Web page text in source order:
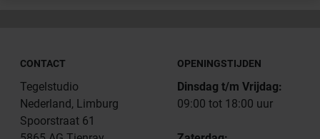
CONTACT
Tegelstudio
Nederland, Limburg
Spoorstraat 61
OPENINGSTIJDEN
Dinsdag t/m Vrijdag:
09:00 tot 18:00 uur